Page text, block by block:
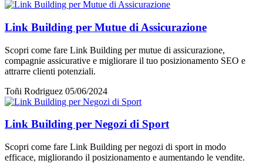
Link Building per Mutue di Assicurazione
Scopri come fare Link Building per mutue di assicurazione,
compagnie assicurative e migliorare il tuo posizionamento SEO e
attrarre clienti potenziali.
Toñi Rodriguez 05/06/2024
Link Building per Negozi di Sport
Scopri come fare Link Building per negozi di sport in modo
efficace, migliorando il posizionamento e aumentando le vendite.